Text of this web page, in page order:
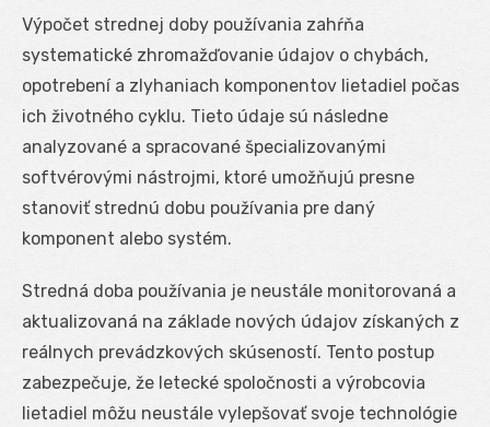
Výpočet strednej doby používania zahŕňa
systematické zhromažďovanie údajov o chybách,
opotrebení a zlyhaniach komponentov lietadiel počas
ich životného cyklu. Tieto údaje sú následne
analyzované a spracované špecializovanými
softvérovými nástrojmi, ktoré umožňujú presne
stanoviť strednú dobu používania pre daný
komponent alebo systém.
Stredná doba používania je neustále monitorovaná a
aktualizovaná na základe nových údajov získaných z
reálnych prevádzkových skúseností. Tento postup
zabezpečuje, že letecké spoločnosti a výrobcovia
lietadiel môžu neustále vylepšovať svoje technológie